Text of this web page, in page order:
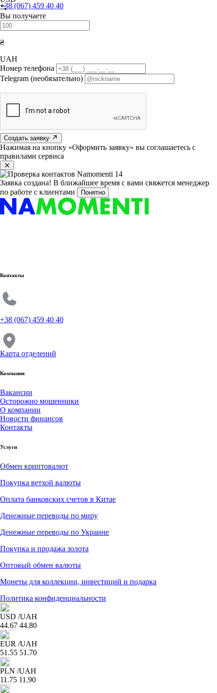
+38 (067) 459 40 40
Вы получаете
₴
UAH
Номер телефона
Telegram (необязательно)
Создать заявку
Нажимая на кнопку «Оформить заявку» вы соглашаетесь с
правилами сервиса
Заявка создана! В ближайшее время с вами свяжется менеджер
по работе с клиентами
Понятно
Контакты
+38 (067) 459 40 40
Карта отделений
Компания
Вакансии
Осторожно мошенники
О компании
Новости финансов
Контакты
Услуги
Обмен криптовалют
Покупка ветхой валюты
Оплата банковских счетов в Китае
Денежные переводы по миру
Денежные переводы по Украине
Покупка и продажа золота
Оптовый обмен валюты
Монеты для коллекции, инвестиций и подарка
Политика конфиденциальности
USD /UAH
44.67 44.80
EUR /UAH
51.55 51.70
PLN /UAH
11.75 11.90